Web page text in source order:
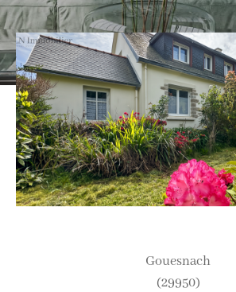
gouesnach
(29950)
Ville
Budget
Budget
Surface
Surface